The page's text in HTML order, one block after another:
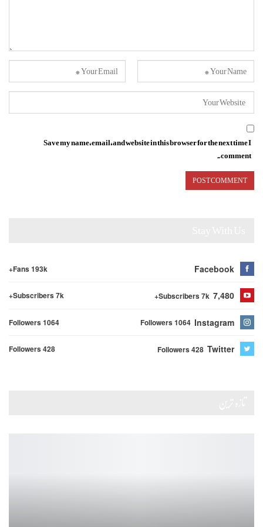
Save my name, email, and website in this browser for the next time I
comment.
Facebook
Fans 193k+
7,480
Subscribers 7k+
Subscribers 7k+
Instagram
Followers 1064
Followers 1064
Twitter
Followers 428
Followers 428